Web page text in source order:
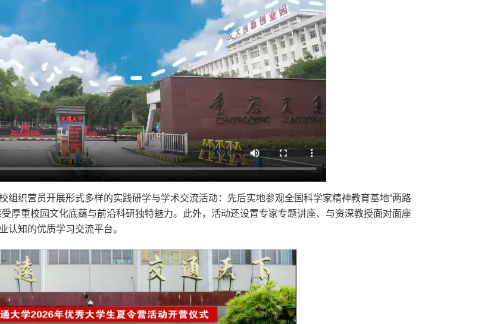
组织营员开展形式多样的实践研学与学术交流活动：先后实地参观全国科学家精神教育基地“两路
厚重校园文化底蕴与前沿科研独特魅力。此外，活动还设置专家专题讲座、与资深教授面对面座
认知的优质学习交流平台。